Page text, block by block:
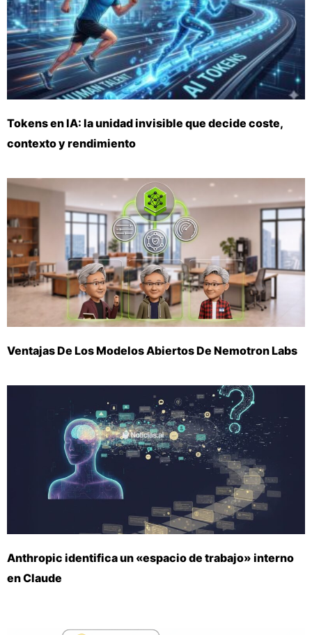
Tokens en IA: la unidad invisible que decide coste,
contexto y rendimiento
Ventajas De Los Modelos Abiertos De Nemotron Labs
Anthropic identifica un «espacio de trabajo» interno
en Claude